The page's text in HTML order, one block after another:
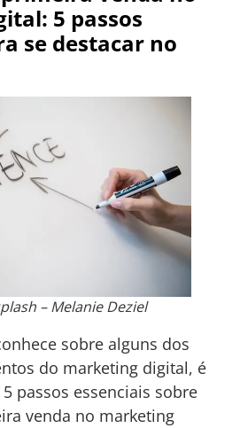
5 passos
se destacar no
– Melanie Deziel
sobre alguns dos
do marketing digital, é
passos essenciais sobre
venda no marketing